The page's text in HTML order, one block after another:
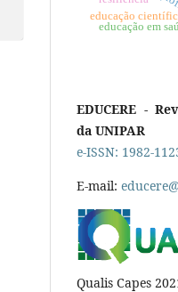
educação
educação em
EDUCERE -
da UNIPAR
e-ISSN: 1982-
E-mail:
Qualis Capes